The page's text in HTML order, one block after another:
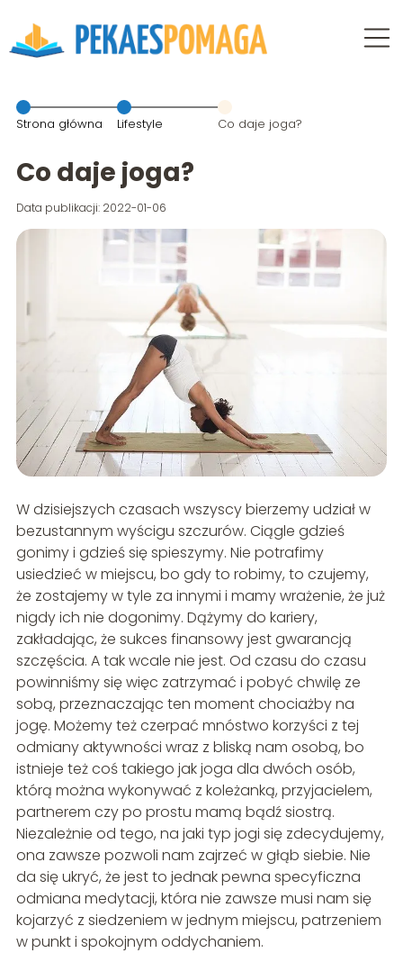
Strona główna Lifestyle Co daje joga?
Co daje joga?
Data publikacji: 2022-01-06
W dzisiejszych czasach wszyscy bierzemy udział w
bezustannym wyścigu szczurów. Ciągle gdzieś
gonimy i gdzieś się spieszymy. Nie potrafimy
usiedzieć w miejscu, bo gdy to robimy, to czujemy,
że zostajemy w tyle za innymi i mamy wrażenie, że już
nigdy ich nie dogonimy. Dążymy do kariery,
zakładając, że sukces finansowy jest gwarancją
szczęścia. A tak wcale nie jest. Od czasu do czasu
powinniśmy się więc zatrzymać i pobyć chwilę ze
sobą, przeznaczając ten moment chociażby na
jogę. Możemy też czerpać mnóstwo korzyści z tej
odmiany aktywności wraz z bliską nam osobą, bo
istnieje też coś takiego jak joga dla dwóch osób,
którą można wykonywać z koleżanką, przyjacielem,
partnerem czy po prostu mamą bądź siostrą.
Niezależnie od tego, na jaki typ jogi się zdecydujemy,
ona zawsze pozwoli nam zajrzeć w głąb siebie. Nie
da się ukryć, że jest to jednak pewna specyficzna
odmiana medytacji, która nie zawsze musi nam się
kojarzyć z siedzeniem w jednym miejscu, patrzeniem
w punkt i spokojnym oddychaniem.